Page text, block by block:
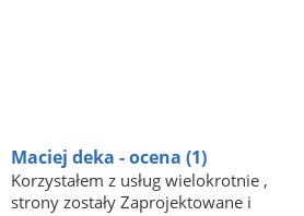
Maciej deka - ocena (1)
Korzystałem z usług wielokrotnie ,
strony zostały Zaprojektowane i